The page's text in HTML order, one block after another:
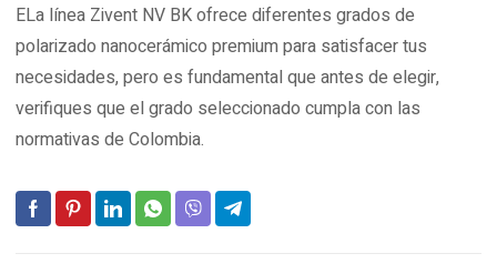
ELa línea Zivent NV BK ofrece diferentes grados de
polarizado nanocerámico premium para satisfacer tus
necesidades, pero es fundamental que antes de elegir,
verifiques que el grado seleccionado cumpla con las
normativas de Colombia.